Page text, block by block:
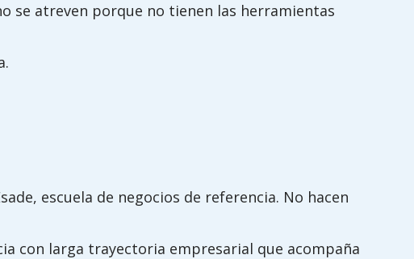
se atreven porque no tienen las herramientas
escuela de negocios de referencia. No hacen
con larga trayectoria empresarial que acompaña